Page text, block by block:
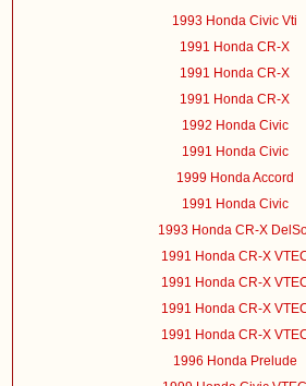
1993 Honda Civic Vti
1991 Honda CR-X
1991 Honda CR-X
1991 Honda CR-X
1992 Honda Civic
1991 Honda Civic
1999 Honda Accord
1991 Honda Civic
1993 Honda CR-X
1991 Honda CR-X
1991 Honda CR-X
1991 Honda CR-X
1991 Honda CR-X
1996 Honda Prelude